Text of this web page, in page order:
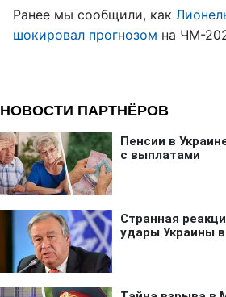
Ранее мы сообщили, как
шокировал прогнозом на ЧМ-